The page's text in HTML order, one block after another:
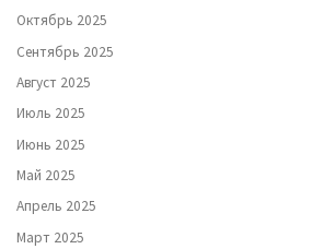
Октябрь 2025
Сентябрь 2025
Август 2025
Июль 2025
Июнь 2025
Май 2025
Апрель 2025
Март 2025